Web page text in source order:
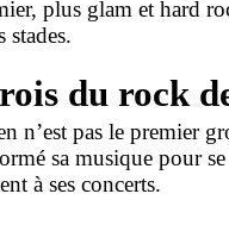
plus glam et hard
stades.
du rock
n’est pas le premier
sa musique pour
à ses concerts.